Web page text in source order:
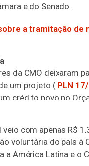
e do Senado.
a tramitação de
da CMO deixaram
um projeto ( PLN
crédito novo no
com apenas R$
voluntária do país à
a América Latina e o